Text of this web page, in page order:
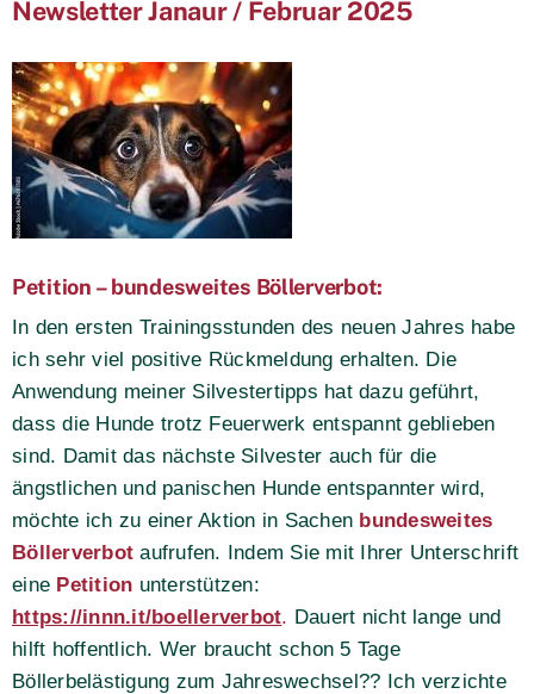
Newsletter Janaur / Februar 2025
Petition – bundesweites Böllerverbot:
In den ersten Trainingsstunden des neuen Jahres habe
ich sehr viel positive Rückmeldung erhalten. Die
Anwendung meiner Silvestertipps hat dazu geführt,
dass die Hunde trotz Feuerwerk entspannt geblieben
sind. Damit das nächste Silvester auch für die
ängstlichen und panischen Hunde entspannter wird,
möchte ich zu einer Aktion in Sachen bundesweites
Böllerverbot aufrufen. Indem Sie mit Ihrer Unterschrift
eine Petition unterstützen:
https://innn.it/boellerverbot. Dauert nicht lange und
hilft hoffentlich. Wer braucht schon 5 Tage
Böllerbelästigung zum Jahreswechsel?? Ich verzichte